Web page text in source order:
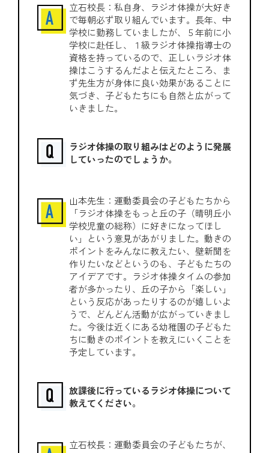
立石校長：私自身、ラジオ体操が大好き
で毎朝必ず取り組んでいます。長年、中
学校に勤務していましたが、５年前に小
学校に赴任し、１級ラジオ体操指導士の
資格を持っているので、正しいラジオ体
操はこうするんだよと伝えたところ、ま
ず先生方が身体に良い効果があることに
気づき、子どもたちにも自然と広がって
いきました。
ラジオ体操の取り組みはどのように発展
していったのでしょうか。
山本先生：運動委員会の子どもたちから
「ラジオ体操をもっと丘の子（晴明丘小
学校児童の総称）に好きになってほし
い」という意見があがりました。動きの
ポイントをみんなに教えたい、壁新聞を
作りたいなどというのも、子どもたちの
アイデアです。ラジオ体操タイムの参加
者が多かったり、丘の子から「楽しい」
という反応があったりするのが嬉しいよ
うで、どんどん活動が広がっていきまし
た。今後は近くにある幼稚園の子どもた
ちに動きのポイントを教えにいくことを
予定しています。
放課後に行っているラジオ体操について
教えてください。
立石校長：運動委員会の子どもたちが、